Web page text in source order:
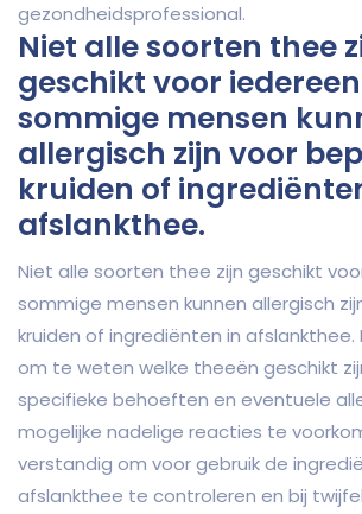
gezondheidsprofessional.
Niet alle soorten thee
geschikt voor
sommige mensen
allergisch zijn voor
kruiden of
afslankthee.
Niet alle soorten thee zijn geschikt
sommige mensen kunnen allergisch
kruiden of ingrediënten in afslankthee.
om te weten welke theeën geschikt
specifieke behoeften en eventuele
mogelijke nadelige reacties te
verstandig om voor gebruik de
afslankthee te controleren en bij